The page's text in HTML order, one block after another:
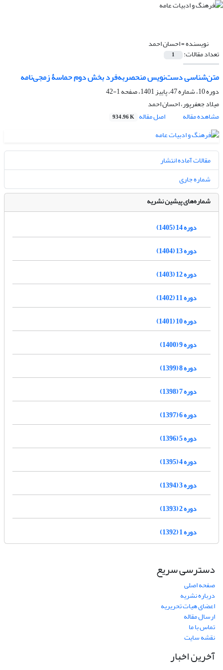
نویسنده =احسان احمد
تعداد مقالات: 1
متن‌شناسی دست‌نویس منحصربه‌فرد بخش دوم حماسۀ زمجی‌نامه
دوره 10، شماره 47، پاییز 1401، صفحه
1-42
میلاد جعفرپور، احسان احمد
مشاهده مقاله
اصل مقاله 934.96 K
مقالات آماده انتشار
شماره جاری
شماره‌های پیشین نشریه
دوره 14 (1405)
دوره 13 (1404)
دوره 12 (1403)
دوره 11 (1402)
دوره 10 (1401)
دوره 9 (1400)
دوره 8 (1399)
دوره 7 (1398)
دوره 6 (1397)
دوره 5 (1396)
دوره 4 (1395)
دوره 3 (1394)
دوره 2 (1393)
دوره 1 (1392)
دسترسی سریع
صفحه اصلی
درباره نشریه
اعضای هیات تحریریه
ارسال مقاله
تماس با ما
نقشه سایت
آخرین اخبار